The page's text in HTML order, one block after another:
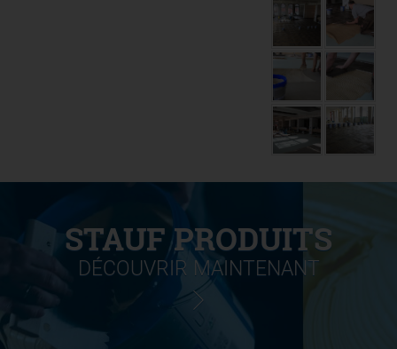
STAUF PRODUITS
DÉCOUVRIR MAINTENANT